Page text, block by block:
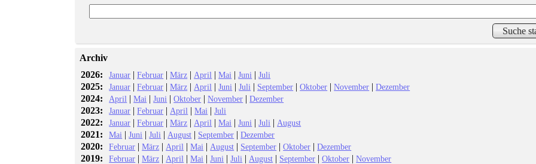
Archiv
2026:
Januar |Februar |März | April |Mai |Juni |Juli
2025: Januar |Februar |März | April |Juni |Juli | September |Oktober |November |Dezember
2024: April |Mai |Juni |Oktober |November |Dezember
2023: Januar |Februar | April |Mai |Juli
2022: Januar |Februar |März | April |Mai |Juni |Juli | August
2021: Mai |Juni |Juli | August | September |Dezember
2020: Februar |März | April |Mai | August | September |Oktober |Dezember
2019: Februar |März | April |Mai |Juni |Juli | August | September |Oktober |November